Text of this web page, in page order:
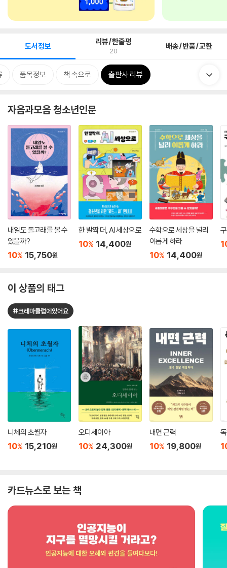
도서정보 리뷰/한줄평
20 배송/반품/교환
품목정보 책 속으로 출판사 리뷰
자음과모음 청소년인문
내일도 돌고래를 볼 수
있을까?
10% 15,750원
한 발짝 더, AI 세상으로
10% 14,400원
수학으로 세상을 널리
이롭게 하라
10% 14,400원
이 상품의 태그
#크레마클럽에있어요
니체의 초월자
10% 15,210원
오디세이아
10% 24,300원
내면 근력
10% 19,800원
카드뉴스로 보는 책